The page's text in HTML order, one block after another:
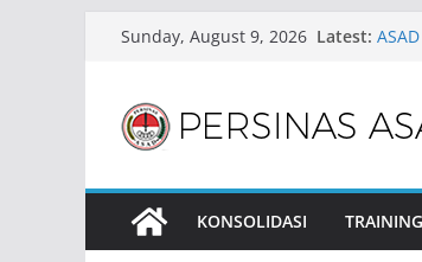
Sunday, August 9, 2026 Latest:
KONSOLIDASI